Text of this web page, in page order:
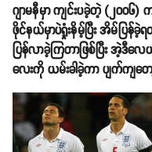
ဂျာမနီမှာ ကျင်းပခဲ့တဲ့ (၂၀၀၆)
ဖိုင်နယ်မှာပဲရှုံးနိမ့်ပြီး အိမ်ပြ
ပြန်လာခဲ့ကြတာဖြစ်ပြီး အဲ့ဒီ
လေးကို ယမ်းခါခဲ့ကာ ပျက်ကျတ